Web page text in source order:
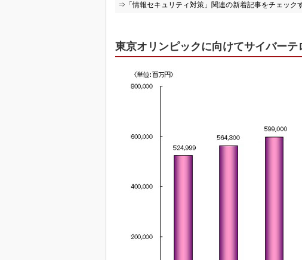
⇒「情報セキュリティ対策」関連の新着記事をチェック
東京オリンピックに向けてサイバーテ